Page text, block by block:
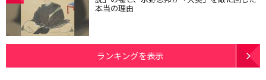
本当の理由
ランキングを表示